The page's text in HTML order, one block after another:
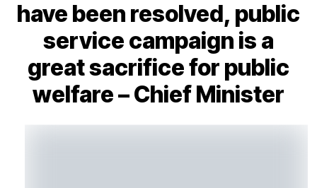
have been resolved, public
service campaign is a
great sacrifice for public
welfare – Chief Minister